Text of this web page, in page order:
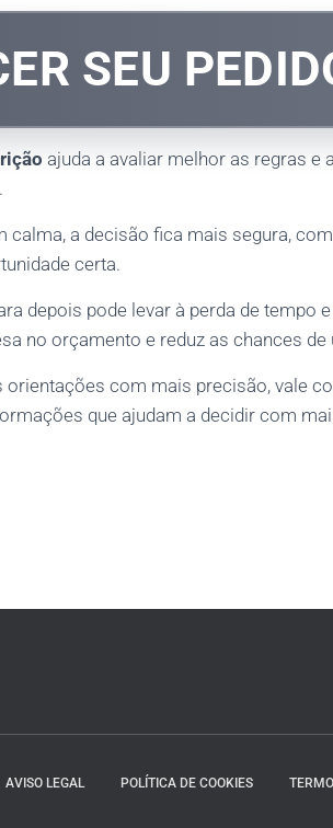
SEU
ajuda a avaliar melhor as regras e
calma, a decisão fica mais segura,
certa.
depois pode levar à perda de tempo
no orçamento e reduz as chances
orientações com mais precisão, vale
que ajudam a decidir com
AVISO LEGAL POLÍTICA DE COOKIES